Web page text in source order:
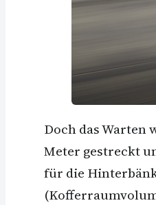
Doch das Warten
Meter gestreckt
für die